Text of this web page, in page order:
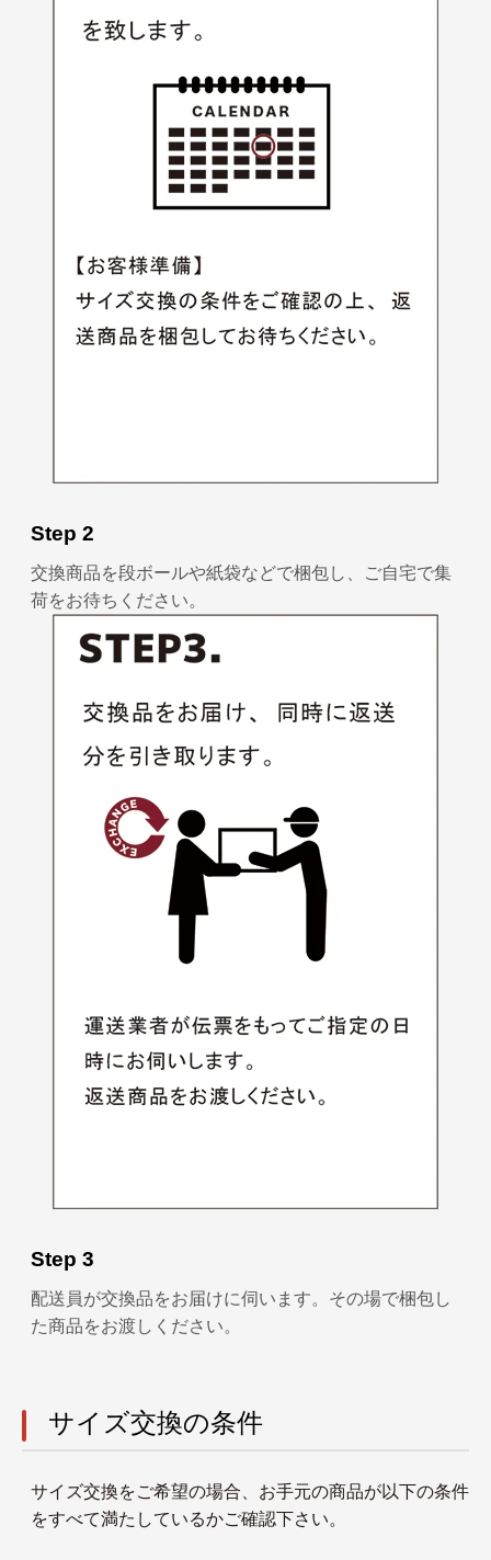
Step 2
交換商品を段ボールや紙袋などで梱包し、ご自宅で集
荷をお待ちください。
Step 3
配送員が交換品をお届けに伺います。その場で梱包し
た商品をお渡しください。
サイズ交換の条件
サイズ交換をご希望の場合、お手元の商品が以下の条件
をすべて満たしているかご確認下さい。